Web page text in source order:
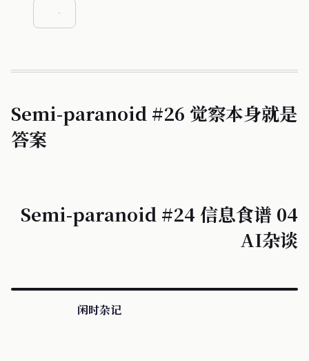
Semi-paranoid #26 觉察本身就是
答案
Semi-paranoid #24 信息食谱 04
AI杂谈
闲时杂记